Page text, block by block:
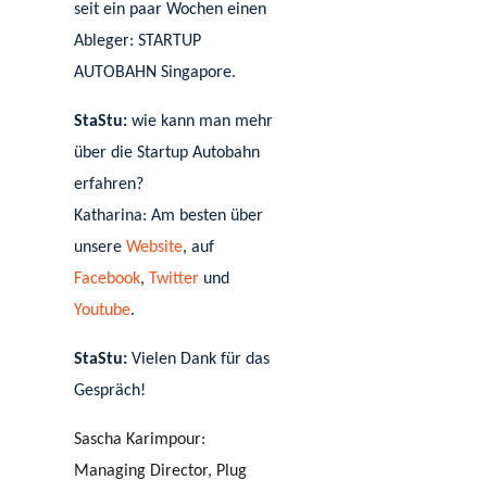
seit ein paar Wochen einen
Ableger: STARTUP
AUTOBAHN Singapore.
StaStu:wie kann man mehr
über die Startup Autobahn
erfahren?
Katharina: Am besten über
unsereWebsite, auf
Facebook, Twitter und
Youtube.
StaStu:Vielen Dank für das
Gespräch!
Sascha Karimpour:
Managing Director, Plug